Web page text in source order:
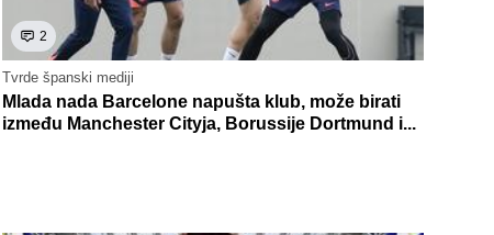
2
Tvrde španski mediji
Mlada nada Barcelone napušta klub, može birati
između Manchester Cityja, Borussije Dortmund i...